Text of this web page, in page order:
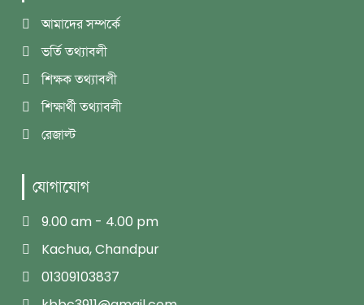
আমাদের সম্পর্কে
ভর্তি তথ্যাবলী
শিক্ষক তথ্যাবলী
শিক্ষার্থী তথ্যাবলী
রেজাল্ট
যোগাযোগ
9.00 am - 4.00 pm
Kachua, Chandpur
01309103837